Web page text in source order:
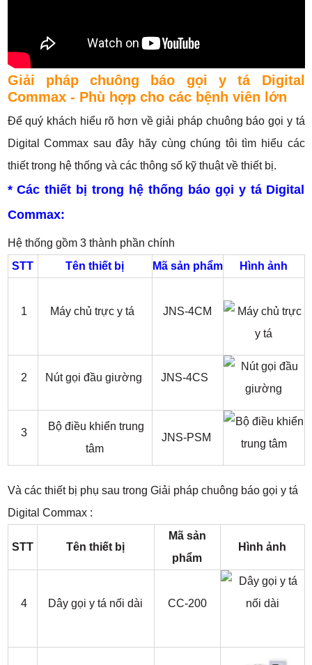
Giải pháp chuông báo gọi y tá Digital
Commax - Phù hợp cho các bệnh viên lớn
Để quý khách hiểu rõ hơn về giải pháp chuông báo gọi y tá
Digital Commax sau đây hãy cùng chúng tôi tìm hiểu các
thiết trong hệ thống và các thông số kỹ thuật về thiết bị.
* Các thiết bị trong hệ thống báo gọi y tá Digital
Commax:
Hệ thống gồm 3 thành phần chính
STT
Tên thiết bị Mã sản phẩm Hình ảnh
1 Máy chủ trực y tá JNS-4CM
2 Nút gọi đầu giường JNS-4CS
3
Bộ điều khiển trung
tâm
JNS-PSM
Và các thiết bị phụ sau trong Giải pháp chuông báo gọi y tá
Digital Commax:
STT Tên thiết bị
Mã sản
phẩm
Hình ảnh
4 Dây gọi y tá nối dài CC-200